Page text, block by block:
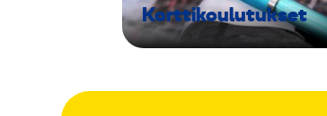
Korttikoulutukset